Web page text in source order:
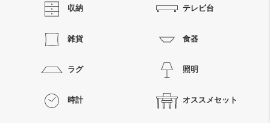
収納 テレビ台
雑貨 食器
ラグ 照明
時計 オススメセット